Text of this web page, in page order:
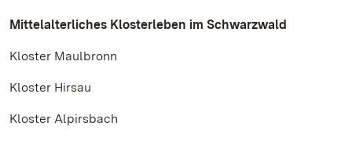
Mittelalterliches Klosterleben im Schwarzwald
Kloster Maulbronn
Kloster Hirsau
Kloster Alpirsbach